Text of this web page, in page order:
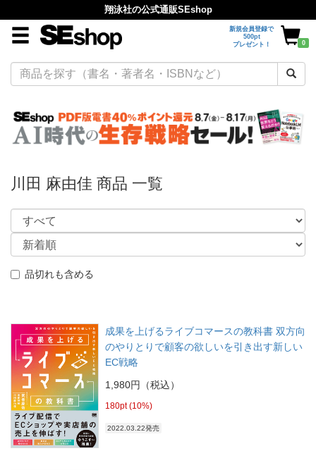
翔泳社の公式通販SEshop
新規会員登録で
500pt
プレゼント！
0
川田 麻由佳 商品 一覧
品切れも含める
成果を上げるライブコマースの教科書 双方向
のやりとりで顧客の欲しいを引き出す新しい
EC戦略
1,980円（税込）
180pt (10%)
2022.03.22発売